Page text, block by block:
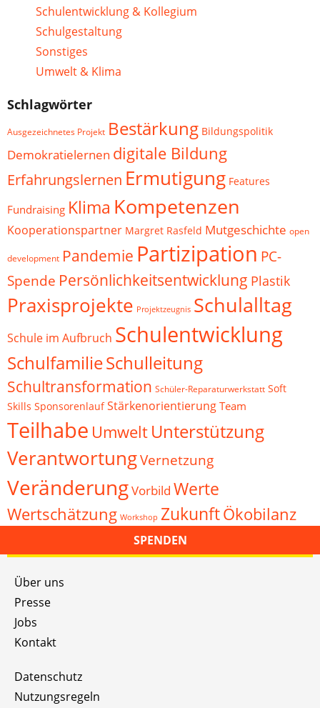
Schulentwicklung & Kollegium
Schulgestaltung
Sonstiges
Umwelt & Klima
Schlagwörter
Ausgezeichnetes Projekt Bestärkung Bildungspolitik
Demokratielernen digitale Bildung
Erfahrungslernen Ermutigung Features
Fundraising Klima Kompetenzen
Kooperationspartner Margret Rasfeld Mutgeschichte open
development Pandemie Partizipation PC-
Spende Persönlichkeitsentwicklung Plastik
Praxisprojekte Projektzeugnis Schulalltag
Schule im Aufbruch Schulentwicklung
SchulfamilieSchulleitung
Schultransformation Schüler-Reparaturwerkstatt Soft
Skills Sponsorenlauf Stärkenorientierung Team
Teilhabe Umwelt Unterstützung
VerantwortungVernetzung
VeränderungVorbild Werte
Wertschätzung Workshop ZukunftÖkobilanz
SPENDEN
Über uns
Presse
Jobs
Kontakt
Datenschutz
Nutzungsregeln